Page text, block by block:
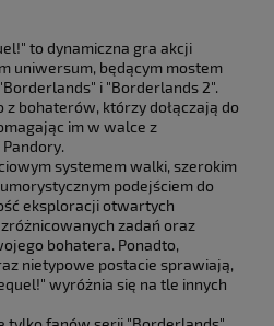
to dynamiczna gra akcji
uniwersum, będącym mostem
i "Borderlands 2".
z bohaterów, którzy dołączają do
im w walce z
systemem walki, szerokim
podejściem do
eksploracji otwartych
zadań oraz
bohatera. Ponadto,
nietypowe postacie sprawiają,
wyróżnia się na tle innych